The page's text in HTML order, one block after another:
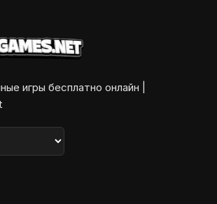
игры бесплатно онлайн |